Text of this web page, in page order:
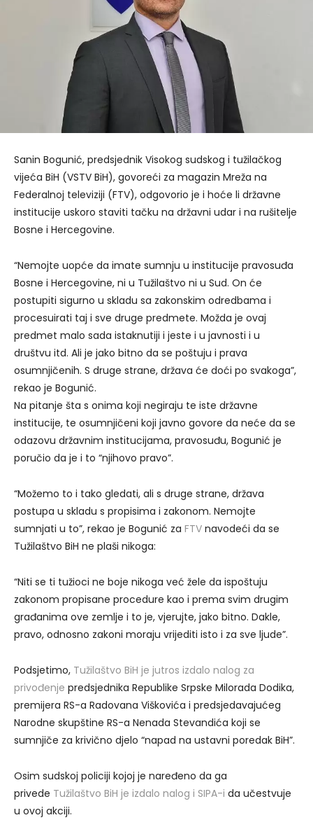
Sanin Bogunić, predsjednik Visokog sudskog i tužilačkog
vijeća BiH (VSTV BiH), govoreći za magazin Mreža na
Federalnoj televiziji (FTV), odgovorio je i hoće li državne
institucije uskoro staviti tačku na državni udar i na rušitelje
Bosne i Hercegovine.
“Nemojte uopće da imate sumnju u institucije pravosuđa
Bosne i Hercegovine, ni u Tužilaštvo ni u Sud. On će
postupiti sigurno u skladu sa zakonskim odredbama i
procesuirati taj i sve druge predmete. Možda je ovaj
predmet malo sada istaknutiji i jeste i u javnosti i u
društvu itd. Ali je jako bitno da se poštuju i prava
osumnjičenih. S druge strane, država će doći po svakoga”,
rekao je Bogunić.
Na pitanje šta s onima koji negiraju te iste državne
institucije, te osumnjičeni koji javno govore da neće da se
odazovu državnim institucijama, pravosuđu, Bogunić je
poručio da je i to “njihovo pravo”.
“Možemo to i tako gledati, ali s druge strane, država
postupa u skladu s propisima i zakonom. Nemojte
sumnjati u to”, rekao je Bogunić za FTV navodeći da se
Tužilaštvo BiH ne plaši nikoga:
“Niti se ti tužioci ne boje nikoga već žele da ispoštuju
zakonom propisane procedure kao i prema svim drugim
građanima ove zemlje i to je, vjerujte, jako bitno. Dakle,
pravo, odnosno zakoni moraju vrijediti isto i za sve ljude”.
Podsjetimo, Tužilaštvo BiH je jutros izdalo nalog za
privođenje predsjednika Republike Srpske Milorada Dodika,
premijera RS-a Radovana Viškovića i predsjedavajućeg
Narodne skupštine RS-a Nenada Stevandića koji se
sumnjiče za krivično djelo “napad na ustavni poredak BiH”.
Osim sudskoj policiji kojoj je naređeno da ga
privede Tužilaštvo BiH je izdalo nalog i SIPA-i da učestvuje
u ovoj akciji.